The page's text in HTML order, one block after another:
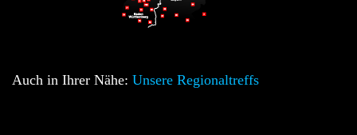
Auch in Ihrer Nähe: Unsere Regionaltreffs